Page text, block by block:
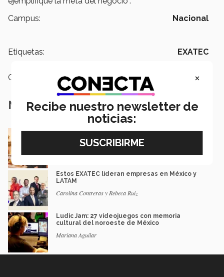
Campus:
Nacional
Etiquetas: EXATEC
Categoría: Emprendedores
Notas Relacionadas
De negocio familiar a modelo de eventos: el
camino de una egresada
Estos EXATEC lideran empresas en México y
LATAM
Carolina Contreras y Rebeca Ruiz
Ludic Jam: 27 videojuegos con memoria
cultural del noroeste de México
Mariana Aguilar
×
Recibe nuestro newsletter de
noticias: